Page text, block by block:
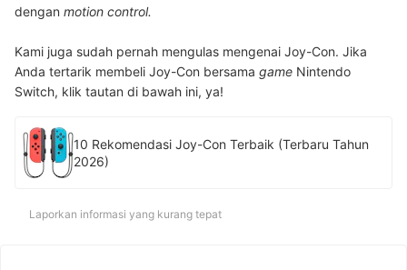
dengan motion control.
Kami juga sudah pernah mengulas mengenai Joy-Con. Jika
Anda tertarik membeli Joy-Con bersama game Nintendo
Switch, klik tautan di bawah ini, ya!
10 Rekomendasi Joy-Con Terbaik (Terbaru Tahun
2026)
Laporkan informasi yang kurang tepat